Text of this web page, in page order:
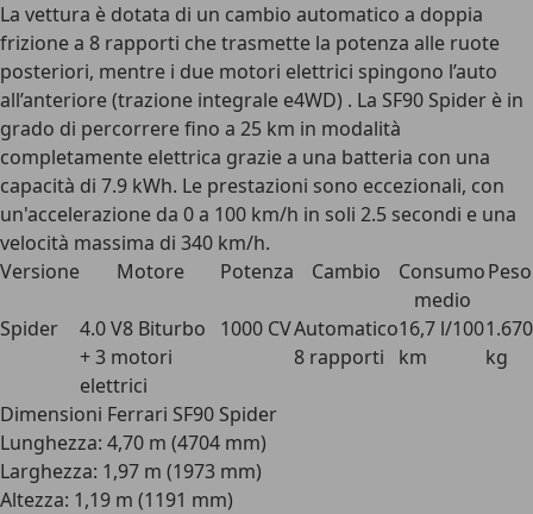
La vettura è dotata di un cambio automatico a doppia
frizione a 8 rapporti che trasmette la potenza alle ruote
posteriori, mentre i due motori elettrici spingono l’auto
all’anteriore (trazione integrale e4WD) . La SF90 Spider è in
grado di percorrerefino a 25 km in modalità
completamente elettrica grazie a una batteria con una
capacità di 7.9 kWh. Le prestazioni sono eccezionali, con
un'accelerazione da 0 a 100 km/h in soli 2.5 secondi e una
velocità massima di 340 km/h.
Versione
Motore Potenza Cambio
Consumo
medio
Peso
Spider
4.0 V8 Biturbo
+ 3 motori
elettrici
1000 CVAutomatico
8 rapporti
16,7 l/100
km
1.670
kg
Dimensioni Ferrari SF90 Spider
Lunghezza: 4,70 m (4704 mm)
Larghezza: 1,97 m (1973 mm)
Altezza: 1,19 m (1191 mm)